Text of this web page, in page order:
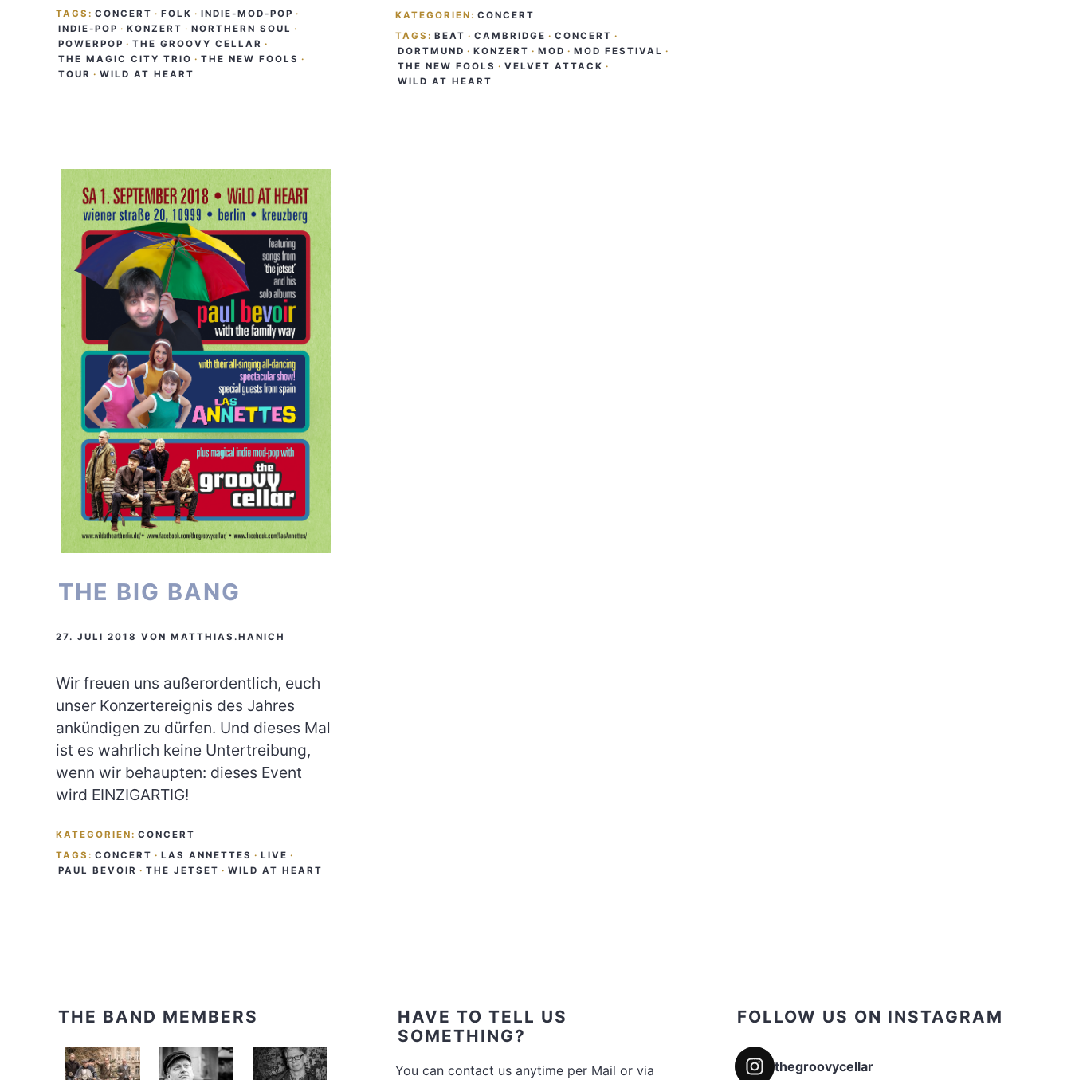
TAGS: CONCERT · FOLK · INDIE-MOD-POP ·
INDIE-POP · KONZERT · NORTHERN SOUL ·
POWERPOP · THE GROOVY CELLAR ·
THE MAGIC CITY TRIO · THE NEW FOOLS ·
TOUR · WILD AT HEART
KATEGORIEN: CONCERT
TAGS: BEAT · CAMBRIDGE · CONCERT ·
DORTMUND · KONZERT · MOD · MOD FESTIVAL ·
THE NEW FOOLS · VELVET ATTACK ·
WILD AT HEART
THE BIG BANG
27. JULI 2018 VONMATTHIAS.HANICH
Wir freuen uns außerordentlich, euch
unser Konzertereignis des Jahres
ankündigen zu dürfen. Und dieses Mal
ist es wahrlich keine Untertreibung,
wenn wir behaupten: dieses Event
wird EINZIGARTIG!
KATEGORIEN: CONCERT
TAGS: CONCERT · LAS ANNETTES · LIVE ·
PAUL BEVOIR · THE JETSET · WILD AT HEART
THE BAND MEMBERS
HAVE TO TELL US
SOMETHING?
You can contact us anytime per Mail or via
FOLLOW US ON INSTAGRAM
thegroovycellar